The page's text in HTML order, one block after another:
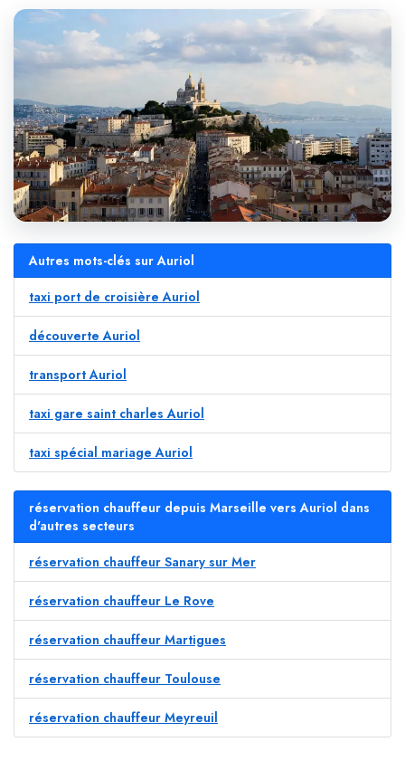
Autres mots-clés sur Auriol
taxi port de croisière Auriol
découverte Auriol
transport Auriol
taxi gare saint charles Auriol
taxi spécial mariage Auriol
réservation chauffeur depuis Marseille vers Auriol dans
d'autres secteurs
réservation chauffeur Sanary sur Mer
réservation chauffeur Le Rove
réservation chauffeur Martigues
réservation chauffeur Toulouse
réservation chauffeur Meyreuil